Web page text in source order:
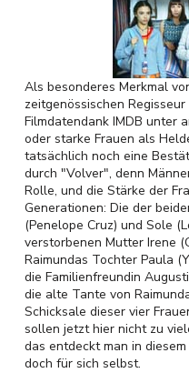
Als besonderes Merkmal
zeitgenössischen
Filmdatendank IMDB unter
oder starke Frauen als
tatsächlich noch eine
durch "Volver", denn
Rolle, und die Stärke der
Generationen: Die der
(Penelope Cruz) und Sole
verstorbenen Mutter Irene
Raimundas Tochter Paula
die Familienfreundin
die alte Tante von
Schicksale dieser vier
sollen jetzt hier nicht zu
das entdeckt man in
doch für sich selbst.